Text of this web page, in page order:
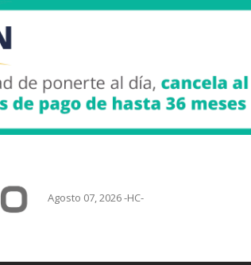
Agosto 07, 2026 -HC-